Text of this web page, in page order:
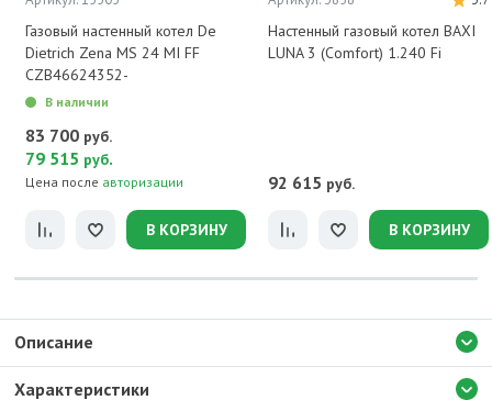
Газовый настенный котел De
Dietrich Zena MS 24 MI FF
CZB46624352-
В наличии
83 700 руб.
79 515 руб.
Цена после авторизации
В КОРЗИНУ
Настенный газовый котел BAXI
LUNA 3 (Comfort) 1.240 Fi
92 615 руб.
В КОРЗИНУ
Описание
Характеристики